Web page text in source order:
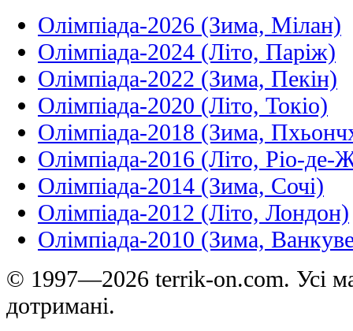
Олімпіада-2026 (Зима, Мілан)
Олімпіада-2024 (Літо, Паріж)
Олімпіада-2022 (Зима, Пекін)
Олімпіада-2020 (Літо, Токіо)
Олімпіада-2018 (Зима,
Олімпіада-2016 (Літо, Ріо-де-
Олімпіада-2014 (Зима, Сочі)
Олімпіада-2012 (Літо, Лондон)
Олімпіада-2010 (Зима,
© 1997—2026 terrik-on.com. Усі
дотримані.